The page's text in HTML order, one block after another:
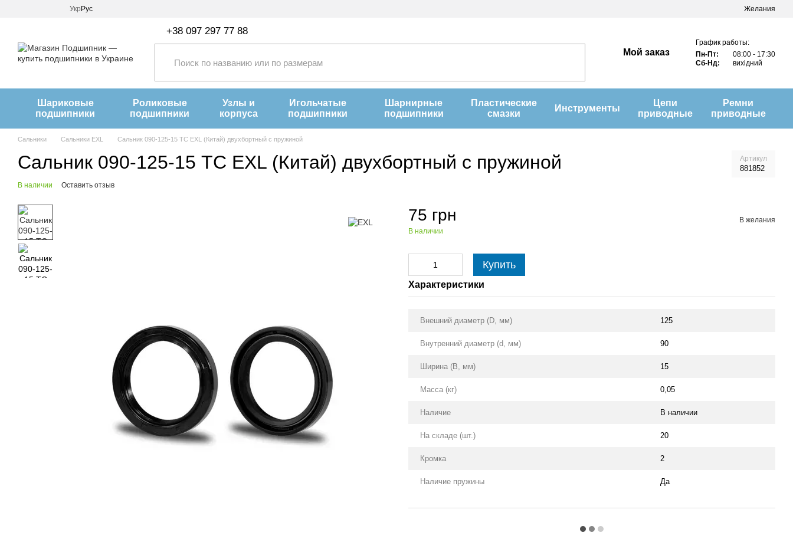
Перейти к основному контенту
Укр Рус Желания
+38 097 297 77 88
Мой заказ
График работы:
Пн-Пт:
08:00 - 17:30
Сб-Нд:
вихідний
Шариковые
подшипники
Роликовые
подшипники
Узлы и
корпуса
Игольчатые
подшипники
Шарнирные
подшипники
Пластические
смазки
Инструменты
Цепи
приводные
Ремни
приводные
Сальники Сальники EXL Сальник 090-125-15 TC EXL (Китай) двухбортный с пружиной
Сальник 090-125-15 TC EXL (Китай) двухбортный с пружиной Артикул
881852
В наличии Оставить отзыв
75 грн
В наличии
В желания
Купить
Характеристики
Внешний диаметр (D, мм) 125
Внутренний диаметр (d, мм) 90
Ширина (B, мм) 15
Масса (кг) 0,05
Наличие В наличии
На складе (шт.) 20
Кромка 2
Наличие пружины Да